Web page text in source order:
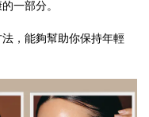
一部分。
，能夠幫助你保持年輕